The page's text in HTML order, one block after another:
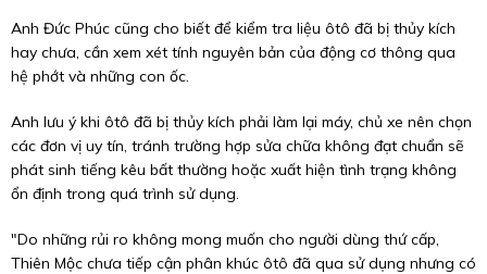
Anh Đức Phúc cũng cho biết để kiểm tra liệu ôtô đã bị thủy kích
hay chưa, cần xem xét tính nguyên bản của động cơ thông qua
hệ phớt và những con ốc.
Anh lưu ý khi ôtô đã bị thủy kích phải làm lại máy, chủ xe nên chọn
các đơn vị uy tín, tránh trường hợp sửa chữa không đạt chuẩn sẽ
phát sinh tiếng kêu bất thường hoặc xuất hiện tình trạng không
ổn định trong quá trình sử dụng.
"Do những rủi ro không mong muốn cho người dùng thứ cấp,
Thiên Mộc chưa tiếp cận phân khúc ôtô đã qua sử dụng nhưng có